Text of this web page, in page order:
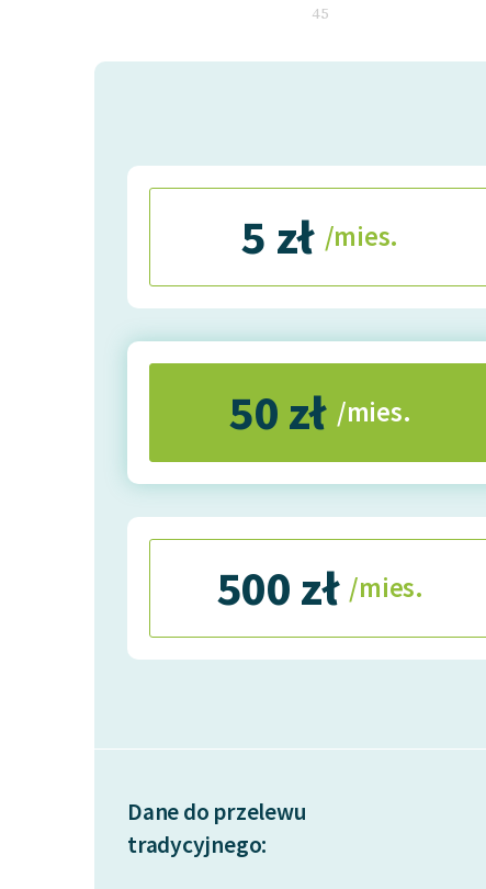
45
5 zł /mies.
50 zł /mies.
500 zł /mies.
Dane do przelewu
tradycyjnego: